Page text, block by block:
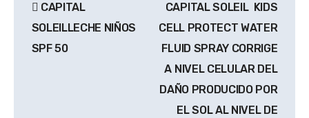
de
entradas
CAPITAL
SOLEILLECHE NIÑOS
SPF 50
CAPITAL SOLEIL KIDS
CELL PROTECT WATER
FLUID SPRAY CORRIGE
A NIVEL CELULAR DEL
DAÑO PRODUCIDO POR
EL SOL AL NIVEL DE